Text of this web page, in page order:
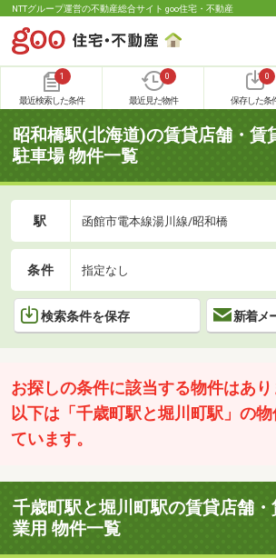
NTTグループ運営の不動産総合サイト goo住宅・不動産
1
最近検索した条件
0
最近見た物件
0
保存した条
昭和橋駅(北海道)の賃貸店舗・賃
駐車場 物件一覧
駅 函館市電本線湯川線/昭和橋
条件 指定なし
検索条件を保存 新着メ
お探しの条件に該当する物件はあり
以下は「千歳町駅と堀川町駅」の
ています。
千歳町駅と堀川町駅の賃貸店舗
業用 物件一覧